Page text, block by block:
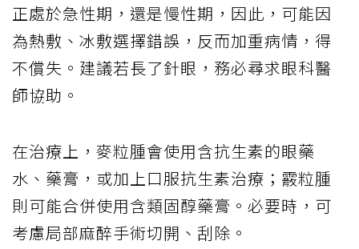
正處於急性期，還是慢性期，因此，可能因
為熱敷、冰敷選擇錯誤，反而加重病情，得
不償失。建議若長了針眼，務必尋求眼科醫
師協助。
在治療上，麥粒腫會使用含抗生素的眼藥
水、藥膏，或加上口服抗生素治療；霰粒腫
則可能合併使用含類固醇藥膏。必要時，可
考慮局部麻醉手術切開、刮除。